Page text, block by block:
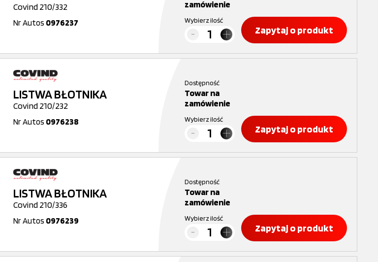
Covind 210/332
Nr Autos 0976237
zamówienie
Wybierz ilość
Zapytaj o produkt
LISTWA BŁOTNIKA
Covind 210/232
Nr Autos 0976238
Dostępność
Towar na
zamówienie
Wybierz ilość
Zapytaj o produkt
LISTWA BŁOTNIKA
Covind 210/336
Nr Autos 0976239
Dostępność
Towar na
zamówienie
Wybierz ilość
Zapytaj o produkt